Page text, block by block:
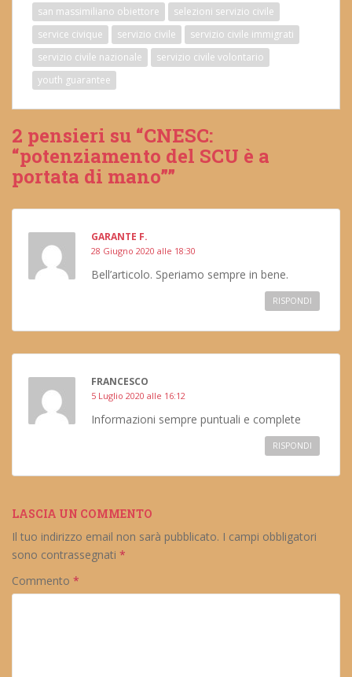
san massimiliano obiettore
selezioni servizio civile
service civique
servizio civile
servizio civile immigrati
servizio civile nazionale
servizio civile volontario
youth guarantee
2 pensieri su “CNESC:
“potenziamento del SCU è a
portata di mano””
GARANTE F.
28 Giugno 2020 alle 18:30
Bell’articolo. Speriamo sempre in bene.
RISPONDI
FRANCESCO
5 Luglio 2020 alle 16:12
Informazioni sempre puntuali e complete
RISPONDI
LASCIA UN COMMENTO
Il tuo indirizzo email non sarà pubblicato. I campi obbligatori
sono contrassegnati *
Commento *